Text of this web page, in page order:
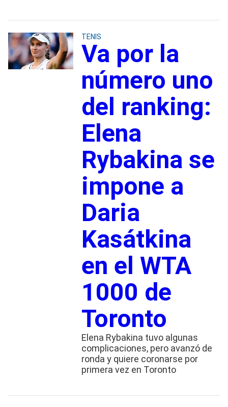
TENIS
Va por la
número uno
del ranking:
Elena
Rybakina se
impone a
Daria
Kasátkina
en el WTA
1000 de
Toronto
Elena Rybakina tuvo algunas
complicaciones, pero avanzó de
ronda y quiere coronarse por
primera vez en Toronto